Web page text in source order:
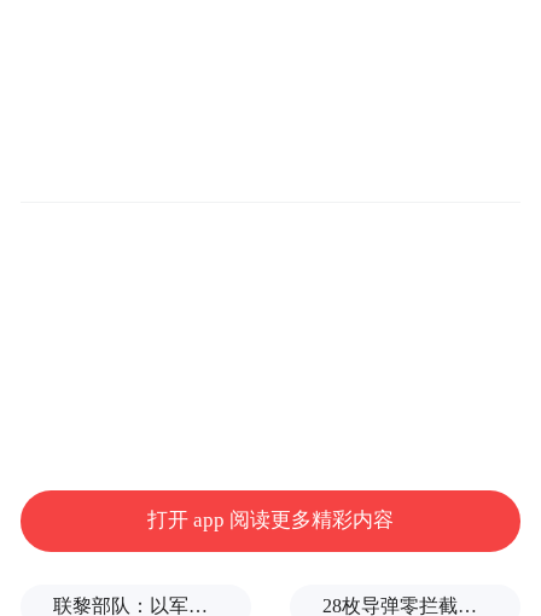
摄的不明文物，开启“深度思考”后，
DeepSeek 不仅详细描述了纹理与材质，甚至
准确推断出某件玉器属于 18 世纪清代乾隆时
打开 app 阅读更多精彩内容
联黎部队：以军单日向黎发射113枚炮弹 28枚导弹零拦截！基辅防空失灵，西方靠不住了